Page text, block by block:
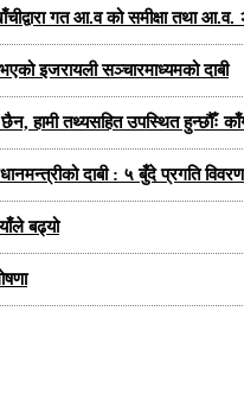
गत आ.व को समीक्षा तथा
इजरायली सञ्चारमाध्यमको दाबी
हामी तथ्यसहित उपस्थित हुन्छौँः
दाबी : ५ बुँदे प्रगति
बढ्यो